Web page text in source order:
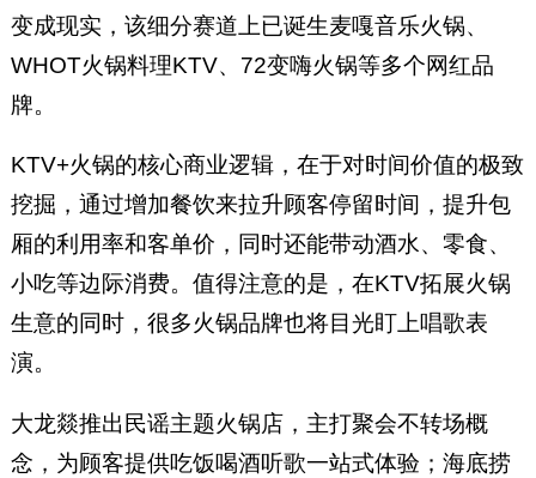
变成现实，该细分赛道上已诞生麦嘎音乐火锅、
WHOT火锅料理KTV、72变嗨火锅等多个网红品
牌。
KTV+火锅的核心商业逻辑，在于对时间价值的极致
挖掘，通过增加餐饮来拉升顾客停留时间，提升包
厢的利用率和客单价，同时还能带动酒水、零食、
小吃等边际消费。值得注意的是，在KTV拓展火锅
生意的同时，很多火锅品牌也将目光盯上唱歌表
演。
大龙燚推出民谣主题火锅店，主打聚会不转场概
念，为顾客提供吃饭喝酒听歌一站式体验；海底捞